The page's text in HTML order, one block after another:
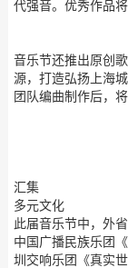
代强音。优秀作品
音乐节还推出原创
源，打造弘扬上海
团队编曲制作后，
汇集
多元文化
此届音乐节中，外
中国广播民族乐团
圳交响乐团《真实